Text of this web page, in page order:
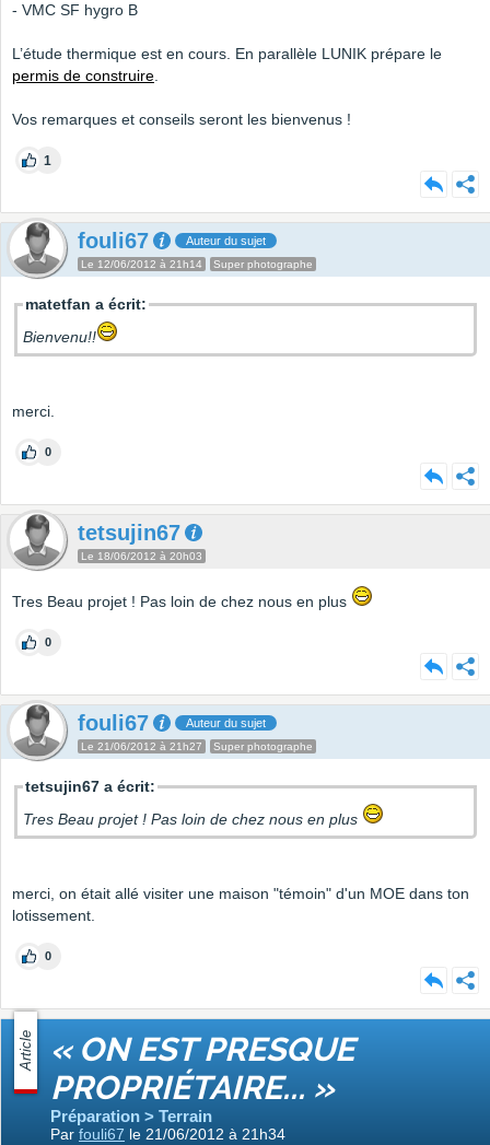
- VMC SF hygro B
L’étude thermique est en cours. En parallèle LUNIK prépare le
permis de construire
Vos remarques et conseils seront les bienvenus !
1
fouli67 Auteur du sujet
Le 12/06/2012 à 21h14 Super photographe
matetfan a écrit:
Bienvenu!!
merci.
0
tetsujin67
Le 18/06/2012 à 20h03
Tres Beau projet ! Pas loin de chez nous en plus
0
fouli67 Auteur du sujet
Le 21/06/2012 à 21h27 Super photographe
tetsujin67 a écrit:
Tres Beau projet ! Pas loin de chez nous en plus
merci, on était allé visiter une maison "témoin" d'un MOE dans ton
lotissement.
0
Article « ON EST PRESQUE
PROPRIÉTAIRE... »
Préparation > Terrain
Par fouli67 le 21/06/2012 à 21h34